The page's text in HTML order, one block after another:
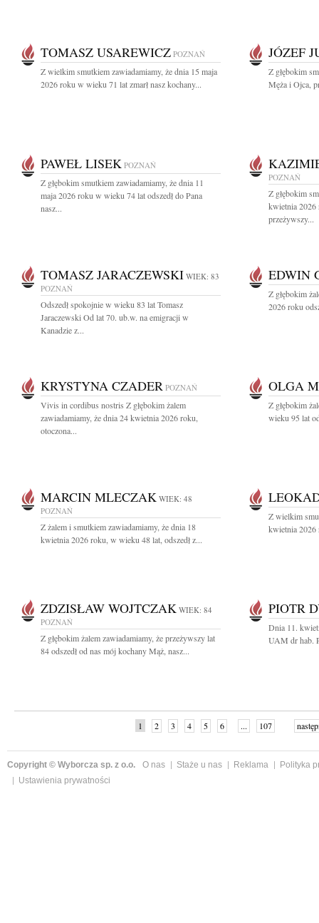
TOMASZ USAREWICZ POZNAŃ
Z wielkim smutkiem zawiadamiamy, że dnia 15 maja
2026 roku w wieku 71 lat zmarł nasz kochany...
JÓZEF
Z głębokim
Męża i Ojca,
PAWEŁ LISEK POZNAŃ
Z głębokim smutkiem zawiadamiamy, że dnia 11
maja 2026 roku w wieku 74 lat odszedł do Pana
nasz...
POZNAŃ
Z głębokim
kwietnia 2026
przeżywszy...
TOMASZ JARACZEWSKI WIEK: 83
POZNAŃ
Odszedł spokojnie w wieku 83 lat Tomasz
Jaraczewski Od lat 70. ub.w. na emigracji w
Kanadzie z...
EDWIN
Z głębokim
2026 roku
KRYSTYNA CZADER POZNAŃ
Vivis in cordibus nostris Z głębokim żalem
zawiadamiamy, że dnia 24 kwietnia 2026 roku,
otoczona...
OLGA
Z głębokim
wieku 95 lat
MARCIN MLECZAK WIEK: 48
POZNAŃ
Z żalem i smutkiem zawiadamiamy, że dnia 18
kwietnia 2026 roku, w wieku 48 lat, odszedł z...
Z wielkim
kwietnia 2026
ZDZISŁAW WOJTCZAK WIEK: 84
POZNAŃ
Z głębokim żalem zawiadamiamy, że przeżywszy lat
84 odszedł od nas mój kochany Mąż, nasz...
PIOTR
Dnia 11.
UAM dr hab.
1 2 3 4 5 6 ... 107
Copyright © Wyborcza sp. z o.o. O nas Staże u nas Reklama
Polityka
Ustawienia prywatności